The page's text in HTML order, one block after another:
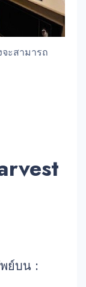
ะสามารถ
ย์บน :